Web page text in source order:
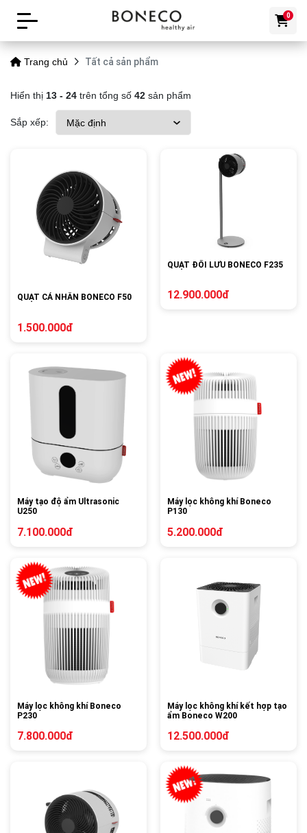
0
Trang chủ Tất cả sản phẩm
Hiển thị 13 - 24 trên tổng số 42 sản phẩm
Sắp xếp:
QUẠT CÁ NHÂN BONECO F50
1.500.000đ
QUẠT ĐỐI LƯU BONECO F235
12.900.000đ
Máy tạo độ ẩm Ultrasonic
U250
7.100.000đ
Máy lọc không khí Boneco
P130
5.200.000đ
Máy lọc không khí Boneco
P230
7.800.000đ
Máy lọc không khí kết hợp tạo
ẩm Boneco W200
12.500.000đ